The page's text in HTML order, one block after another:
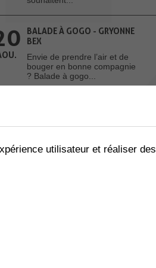
BALADE À GOGO - GRYONNE
BEX
Envie de prendre l’air et de
bouger en bonne compagnie
? Balade à gogo...
ACTUALITES
utilisateur et réaliser des